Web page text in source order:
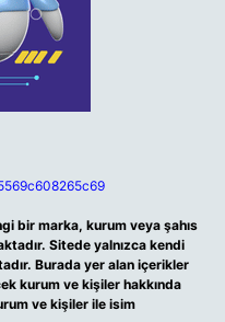
bir marka, kurum veya şahıs
Sitede yalnızca kendi
Burada yer alan içerikler
kurum ve kişiler hakkında
ve kişiler ile isim